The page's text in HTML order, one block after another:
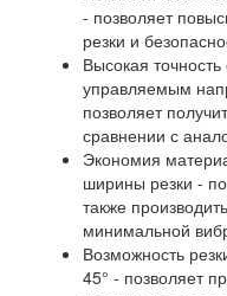
- позволяет
резки и
Высокая
управляемым
позволяет
сравнении с
Экономия
ширины резки -
также
минимальной
Возможность
45° - позволяет